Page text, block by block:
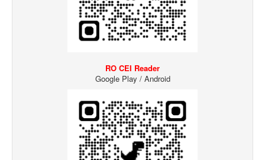
RO CEI Reader
Google Play / Android